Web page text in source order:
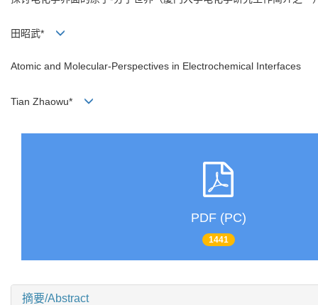
田昭武*
Atomic and Molecular-Perspectives in Electrochemical Interfaces
Tian Zhaowu*
PDF (PC)
1441
摘要/Abstract